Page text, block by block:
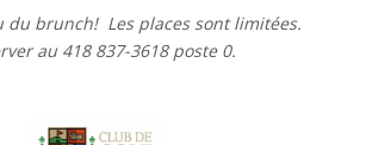
du brunch! Les places sont limitées.
au 418 837-3618 poste 0.